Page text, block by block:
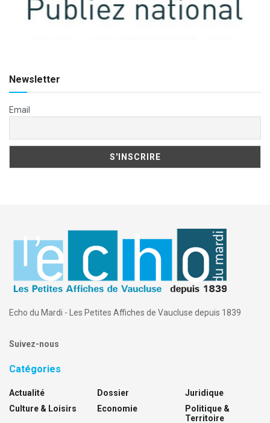
Newsletter
Email
Echo du Mardi - Les Petites Affiches de Vaucluse depuis 1839
Suivez-nous
Catégories
Actualité
Culture & Loisirs
Dossier
Economie
Juridique
Politique &
Territoire